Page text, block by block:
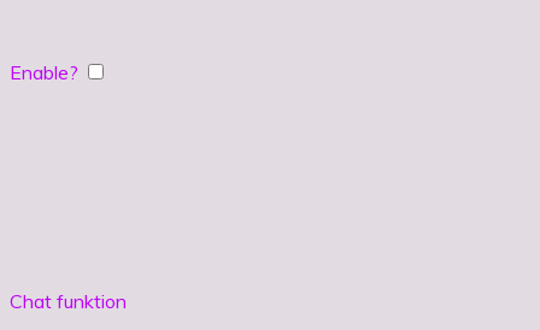
Enable?
Chat funktion